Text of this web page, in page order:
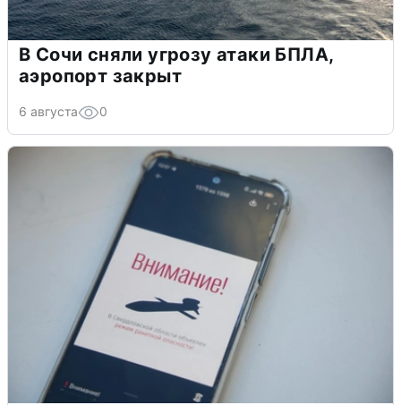
В Сочи сняли угрозу атаки БПЛА,
аэропорт закрыт
6 августа 0